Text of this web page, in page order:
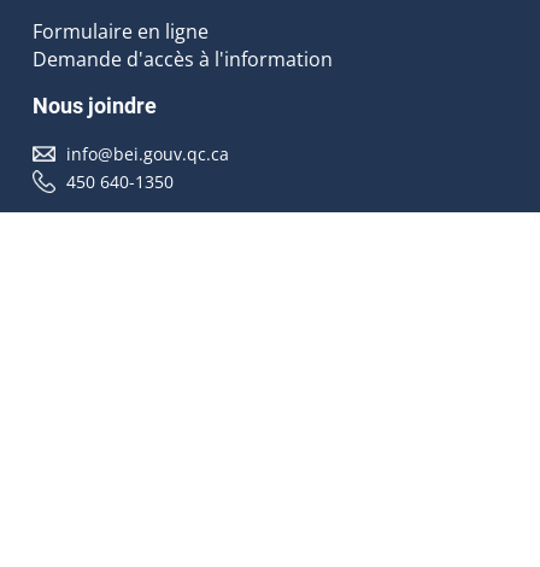
Formulaire en ligne
Demande d'accès à l'information
Nous joindre
info@bei.gouv.qc.ca
450 640-1350